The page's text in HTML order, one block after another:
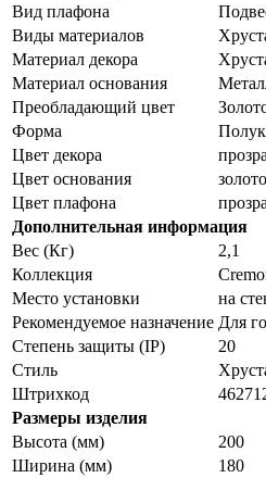
Вид плафона
Виды материалов
Материал декора
Материал основания
Преобладающий цвет
Форма
Цвет декора
Цвет основания
Цвет плафона
Дополнительная информация
Вес (Кг)
2,1
Коллекция
Место установки
на
Рекомендуемое назначение Для
Степень защиты (IP)
20
Стиль
Штрихкод
Размеры изделия
Высота (мм)
200
Ширина (мм)
180